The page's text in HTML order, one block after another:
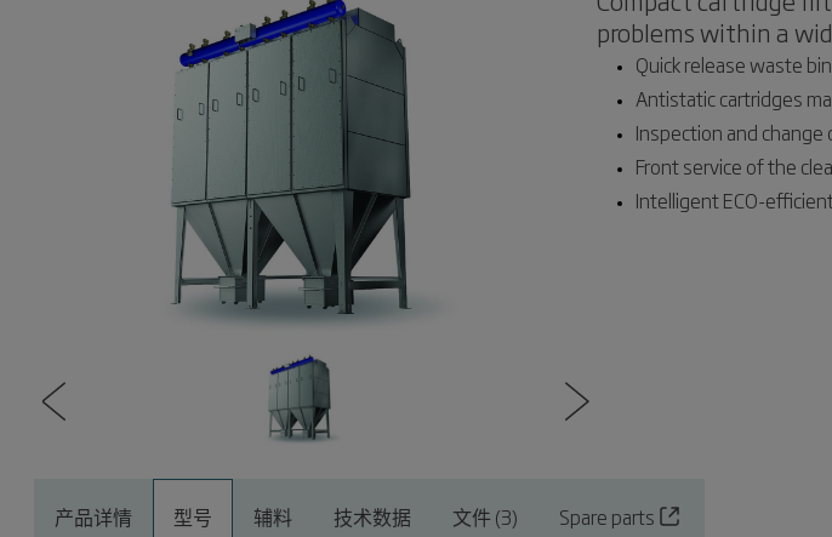
problems within a
Quick release waste bin
Antistatic cartridges
Inspection and
Front service of the
Intelligent ECO-
产品详情 型号 辅料 技术数据 文件 (3) Spare parts